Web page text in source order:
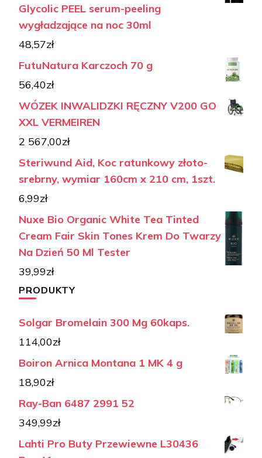
Glycolic PEEL serum-peeling
wygładzające na noc 30ml
48,57zł
FutuNatura Karczoch 70 g
56,40zł
WÓZEK INWALIDZKI RĘCZNY V200 GO
XXL VERMEIREN
2 567,00zł
Steriwund Aid, Koc ratunkowy złoto-
srebrny, wymiar 160cm x 210 cm, 1szt.
6,99zł
Nuxe Bio Organic White Tea Tinted
Cream Fair Skin Tones Krem Do Twarzy
Na Dzień 50 Ml Tester
39,99zł
PRODUKTY
Solgar Bromelain 300 Mg 60kaps.
114,00zł
Boiron Arnica Montana 1 MK 4 g
18,90zł
Ray-Ban 6487 2991 52
349,99zł
Lahti Pro Buty Przewiewne L30436